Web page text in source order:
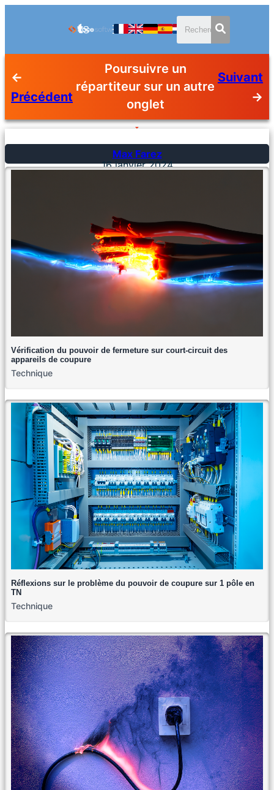
←
Précédent
Poursuivre un
répartiteur sur un autre
onglet
Suivant
→
Max Farez
16 janvier 2024
Vérification du pouvoir de fermeture sur court-circuit des
appareils de coupure
Technique
Réflexions sur le problème du pouvoir de coupure sur 1 pôle en
TN
Technique